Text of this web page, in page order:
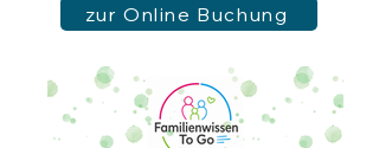
zur Online Buchung